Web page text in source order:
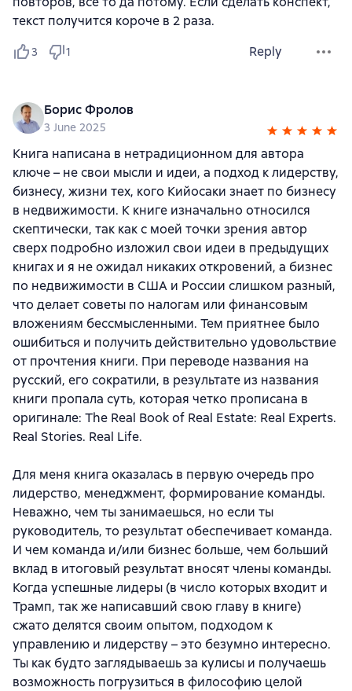
текст получится короче в 2 раза.
3 1 Reply
Борис Фролов
3 June 2025
Книга написана в нетрадиционном для автора
ключе – не свои мысли и идеи, а подход к лидерству,
бизнесу, жизни тех, кого Кийосаки знает по бизнесу
в недвижимости. К книге изначально относился
скептически, так как с моей точки зрения автор
сверх подробно изложил свои идеи в предыдущих
книгах и я не ожидал никаких откровений, а бизнес
по недвижимости в США и России слишком разный,
что делает советы по налогам или финансовым
вложениям бессмысленными. Тем приятнее было
ошибиться и получить действительно удовольствие
от прочтения книги. При переводе названия на
русский, его сократили, в результате из названия
книги пропала суть, которая четко прописана в
оригинале: The Real Book of Real Estate: Real Experts.
Real Stories. Real Life.
Для меня книга оказалась в первую очередь про
лидерство, менеджмент, формирование команды.
Неважно, чем ты занимаешься, но если ты
руководитель, то результат обеспечивает команда.
И чем команда и/или бизнес больше, чем больший
вклад в итоговый результат вносят члены команды.
Когда успешные лидеры (в число которых входит и
Трамп, так же написавший свою главу в книге)
сжато делятся своим опытом, подходом к
управлению и лидерству – это безумно интересно.
Ты как будто заглядываешь за кулисы и получаешь
возможность погрузиться в философию целой